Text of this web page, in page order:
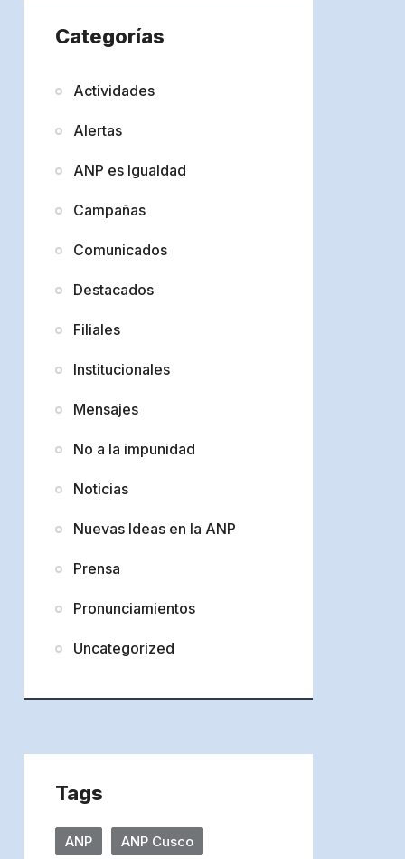
Categorías
Actividades
Alertas
ANP es Igualdad
Campañas
Comunicados
Destacados
Filiales
Institucionales
Mensajes
No a la impunidad
Noticias
Nuevas Ideas en la ANP
Prensa
Pronunciamientos
Uncategorized
Tags
ANP ANP Cusco